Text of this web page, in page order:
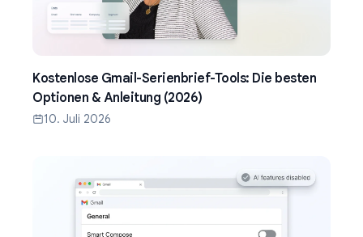
Kostenlose Gmail-Serienbrief-Tools: Die besten
Optionen & Anleitung (2026)
10. Juli 2026